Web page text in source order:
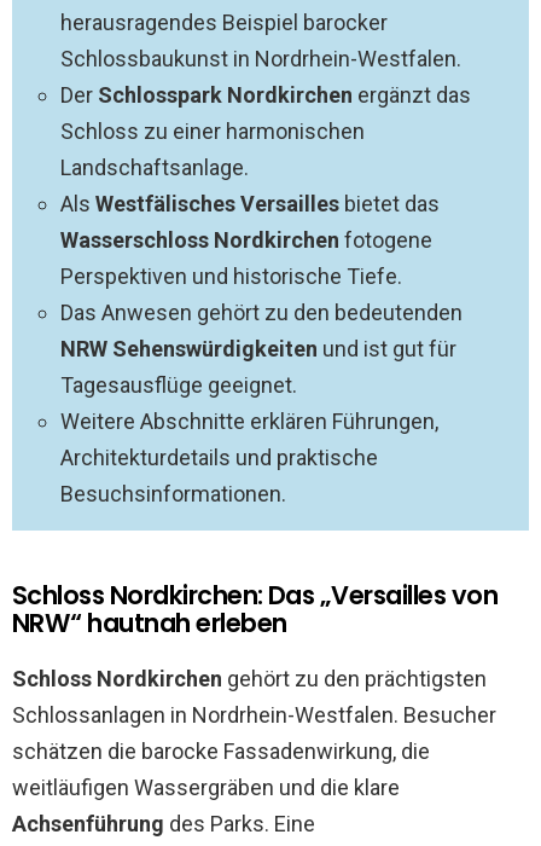
herausragendes Beispiel barocker
Schlossbaukunst in Nordrhein-Westfalen.
Der Schlosspark Nordkirchen ergänzt das
Schloss zu einer harmonischen
Landschaftsanlage.
Als Westfälisches Versailles bietet das
Wasserschloss Nordkirchen fotogene
Perspektiven und historische Tiefe.
Das Anwesen gehört zu den bedeutenden
NRW Sehenswürdigkeiten und ist gut für
Tagesausflüge geeignet.
Weitere Abschnitte erklären Führungen,
Architekturdetails und praktische
Besuchsinformationen.
Schloss Nordkirchen: Das „Versailles von
NRW“ hautnah erleben
Schloss Nordkirchen gehört zu den prächtigsten
Schlossanlagen in Nordrhein-Westfalen. Besucher
schätzen die barocke Fassadenwirkung, die
weitläufigen Wassergräben und die klare
Achsenführung des Parks. Eine